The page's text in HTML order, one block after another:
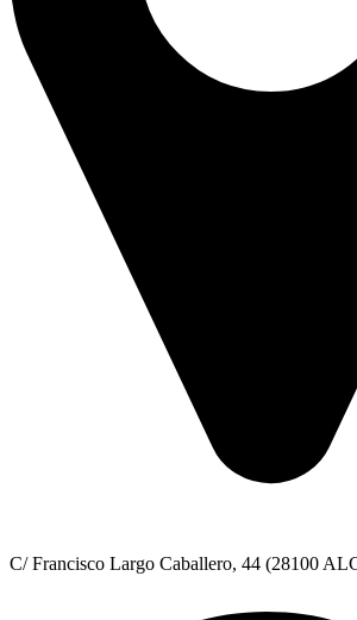
C/ Francisco Largo Caballero, 44 (28100